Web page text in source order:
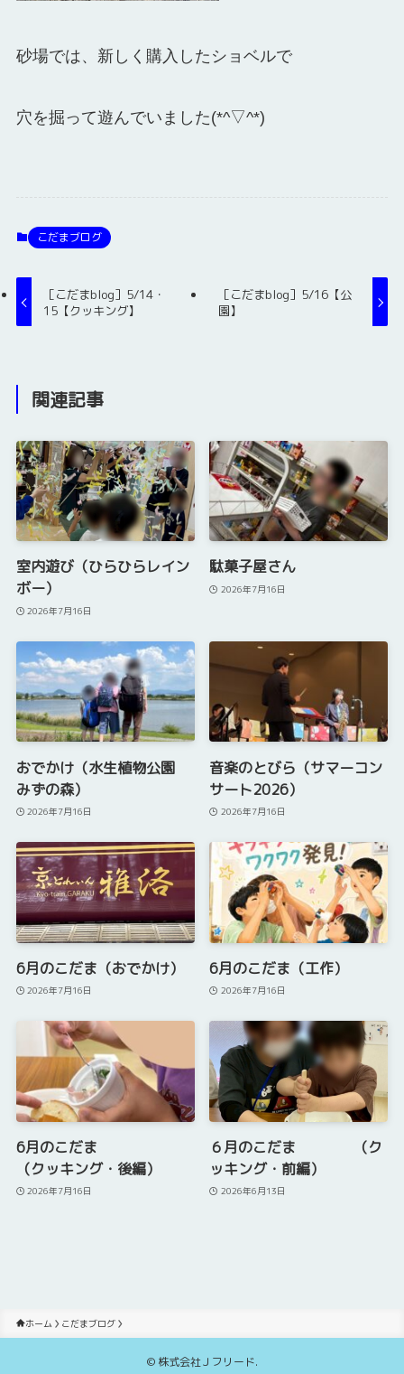
砂場では、新しく購入したショベルで
穴を掘って遊んでいました(*^▽^*)
こだまブログ
［こだまblog］5/14・
15【クッキング】
［こだまblog］5/16【公
園】
関連記事
室内遊び（ひらひらレイン
ボー）
2026年7月16日
駄菓子屋さん
2026年7月16日
おでかけ（水生植物公園
みずの森）
2026年7月16日
音楽のとびら（サマーコン
サート2026）
2026年7月16日
6月のこだま（おでかけ）
2026年7月16日
6月のこだま（工作）
2026年7月16日
6月のこだま
（クッキング・後編）
2026年7月16日
６月のこだま （ク
ッキング・前編）
2026年6月13日
ホーム こだまブログ
©株式会社Ｊフリード.